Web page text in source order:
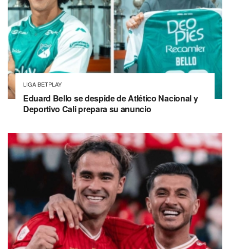
LIGA BETPLAY
Eduard Bello se despide de Atlético Nacional y
Deportivo Cali prepara su anuncio